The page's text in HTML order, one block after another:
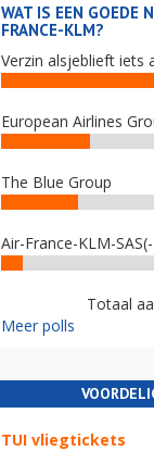
WAT IS EEN GOEDE
FRANCE-KLM?
Verzin alsjeblieft iets
European Airlines
The Blue Group
Air-France-KLM-
Totaal
Meer polls
TUI vliegtickets